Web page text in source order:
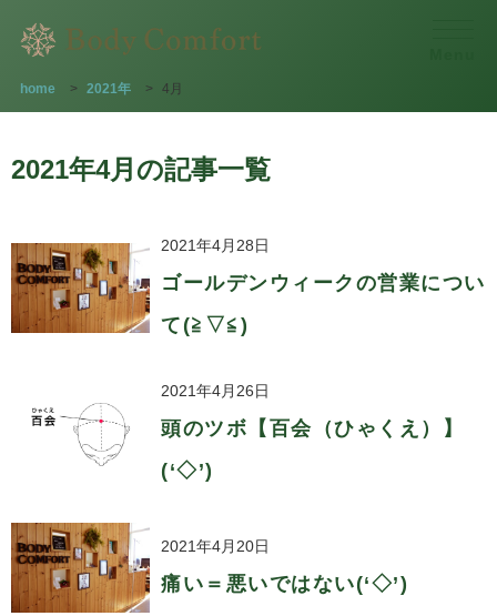
home > 2021年 > 4月
2021年4月の記事一覧
2021年4月28日
ゴールデンウィークの営業につい
て(≧▽≦)
2021年4月26日
頭のツボ【百会（ひゃくえ）】
(‘◇’)
2021年4月20日
痛い＝悪いではない(‘◇’)